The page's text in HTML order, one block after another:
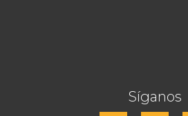
Síganos